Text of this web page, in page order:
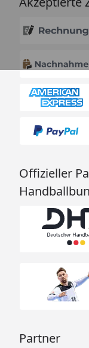
Offizieller
Partner